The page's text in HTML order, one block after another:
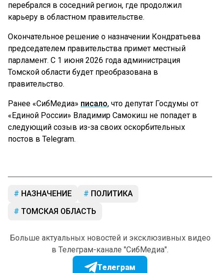
перебрался в соседний регион, где продолжил
карьеру в областном правительстве.
Окончательное решение о назначении Кондратьева
председателем правительства примет местный
парламент. С 1 июня 2026 года администрация
Томской области будет преобразована в
правительство.
Ранее «СибМедиа» писало, что депутат Госдумы от
«Единой России» Владимир Самокиш не попадет в
следующий созыв из-за своих оскорбительных
постов в Telegram.
НАЗНАЧЕНИЕ
ПОЛИТИКА
ТОМСКАЯ ОБЛАСТЬ
Больше актуальных новостей и эксклюзивных видео
в Телеграм-канале "СибМедиа".
Телеграм